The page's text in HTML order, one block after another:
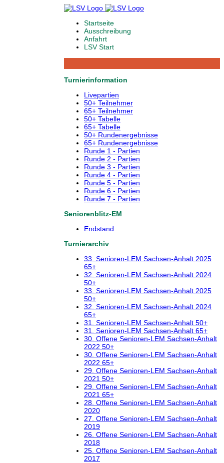
Startseite
Ausschreibung
Anfahrt
LSV Start
Turnierinformation
Livepartien
50+ Teilnehmer
65+ Teilnehmer
50+ Tabelle
65+ Tabelle
50+ Rundenergebnisse
65+ Rundenergebnisse
Runde 1 - Partien
Runde 2 - Partien
Runde 3 - Partien
Runde 4 - Partien
Runde 5 - Partien
Runde 6 - Partien
Runde 7 - Partien
Seniorenblitz-EM
Endstand
Turnierarchiv
33. Senioren-LEM Sachsen-Anhalt 2025
65+
32. Senioren-LEM Sachsen-Anhalt 2024
50+
33. Senioren-LEM Sachsen-Anhalt 2025
50+
32. Senioren-LEM Sachsen-Anhalt 2024
65+
31. Senioren-LEM Sachsen-Anhalt 50+
31. Senioren-LEM Sachsen-Anhalt 65+
30. Offene Senioren-LEM Sachsen-Anhalt
2022 50+
30. Offene Senioren-LEM Sachsen-Anhalt
2022 65+
29. Offene Senioren-LEM Sachsen-Anhalt
2021 50+
29. Offene Senioren-LEM Sachsen-Anhalt
2021 65+
28. Offene Senioren-LEM Sachsen-Anhalt
2020
27. Offene Senioren-LEM Sachsen-Anhalt
2019
26. Offene Senioren-LEM Sachsen-Anhalt
2018
25. Offene Senioren-LEM Sachsen-Anhalt
2017